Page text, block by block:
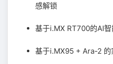
感解锁
基于i.MX RT700的AI
基于i.MX95 + Ara-2 的